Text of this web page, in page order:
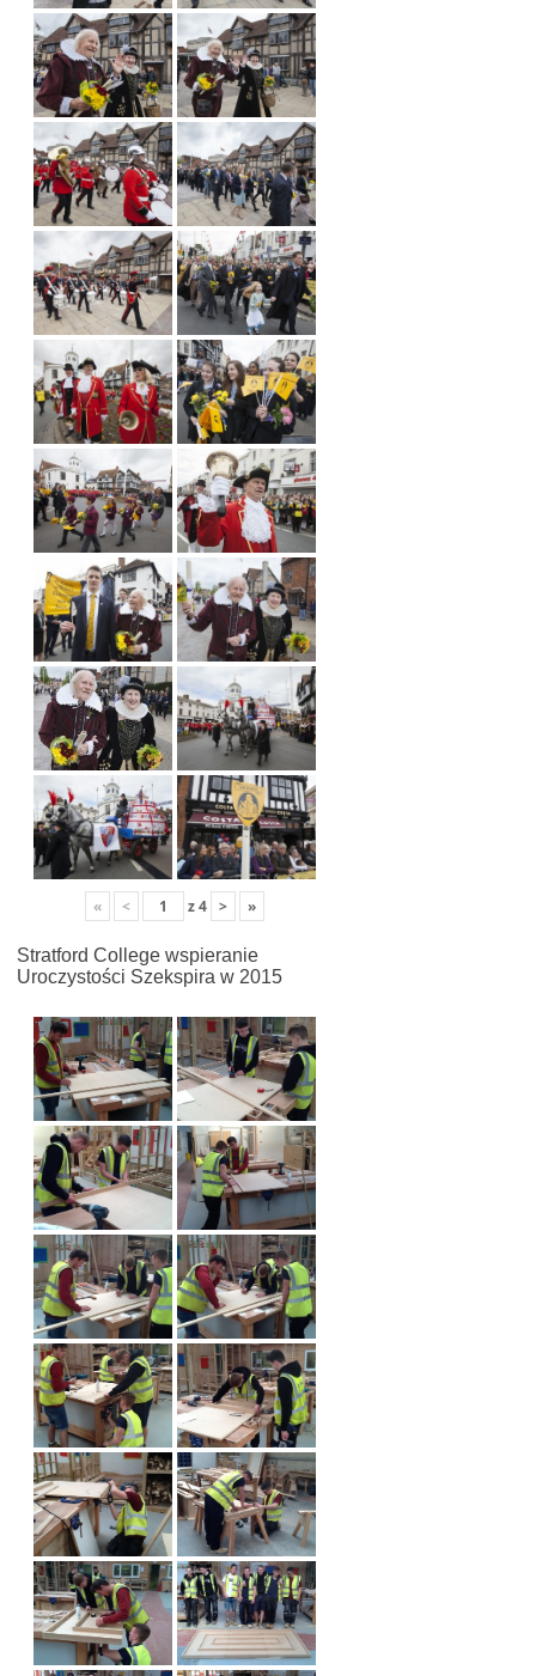
« < z4 > »
Stratford College wspieranie
Uroczystości Szekspira w 2015